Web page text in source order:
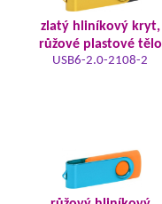
zlatý hliníkový kryt,
růžové plastové tělo
USB6-2.0-2108-2